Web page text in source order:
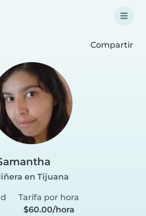
Compartir
en Tijuana
Tarifa por hora
$60.00/hora